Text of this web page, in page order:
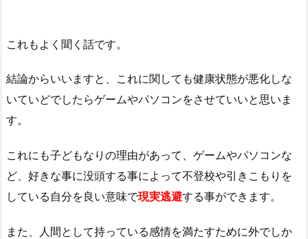
これもよく聞く話です。
結論からいいますと、これに関しても健康状態が悪化しな
いていどでしたらゲームやパソコンをさせていいと思いま
す。
これにも子どもなりの理由があって、ゲームやパソコンな
ど、好きな事に没頭する事によって不登校や引きこもりを
している自分を良い意味で現実逃避する事ができます。
また、人間として持っている感情を満たすために外でしか